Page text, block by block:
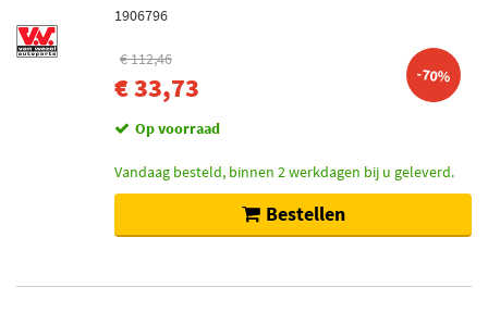
1906796
€ 112,46
€ 33,73 -70%
Op voorraad
Vandaag besteld, binnen 2 werkdagen bij u geleverd.
Bestellen